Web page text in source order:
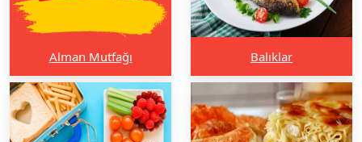
Alman Mutfağı Balıklar